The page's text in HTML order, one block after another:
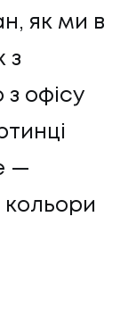
як ми в
з
офісу
—
кольори